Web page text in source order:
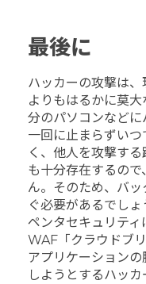
最後に
ハッカーの攻撃は
よりもはるかに莫
分のパソコンなどに
一回に止まらずい
く、他人を攻撃す
も十分存在するの
ん。そのため、バ
ぐ必要があるでしょ
ペンタセキュリテ
WAF「クラウドブ
アプリケーション
しようとするハッ